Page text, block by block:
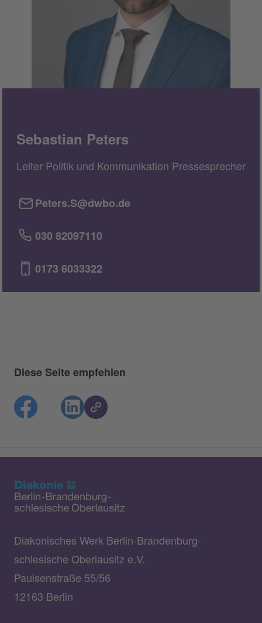
Sebastian Peters
Leiter Politik und Kommunikation Pressesprecher
Peters.S@dwbo.de
030 82097110
0173 6033322
Diese Seite empfehlen
Diakonisches Werk Berlin-Brandenburg-
schlesische Oberlausitz e.V.
Paulsenstraße 55/56
12163 Berlin